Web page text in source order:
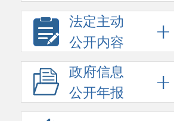
法定主动
公开内容
政府信息
公开年报